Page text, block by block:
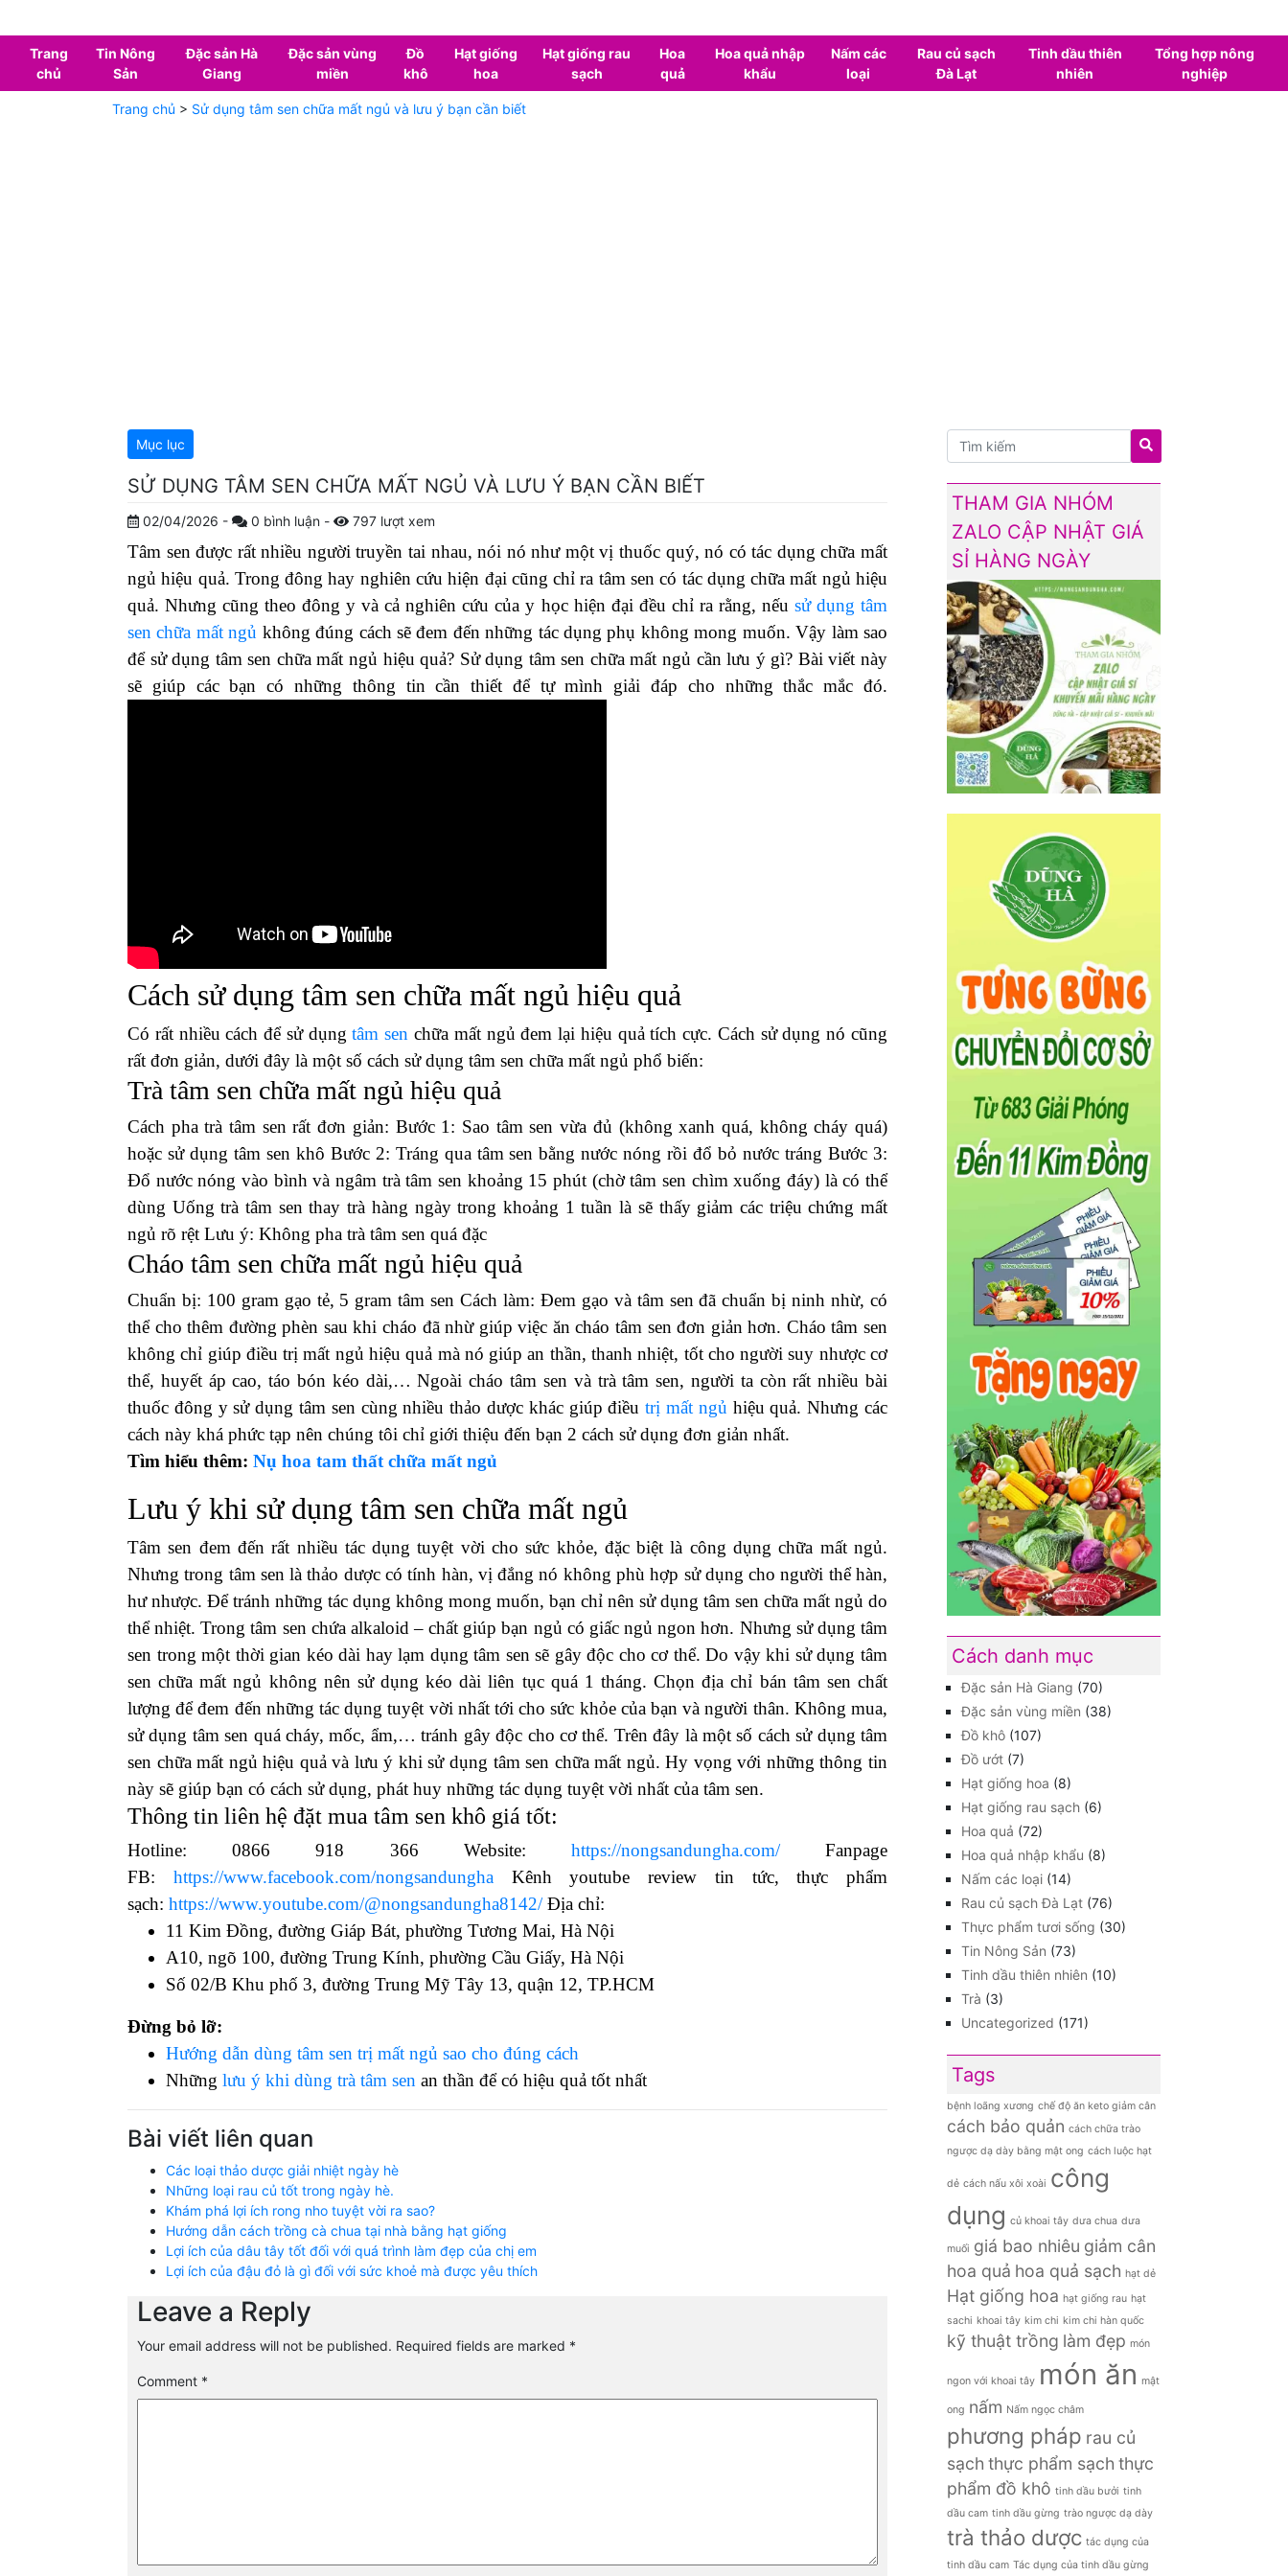
Trang
chủ
Tin Nông
Sản
Đặc sản Hà
Giang
Đặc sản vùng
miền
Đồ
khô
Hạt giống
hoa
Hạt giống rau
sạch
Hoa
quả
Hoa quả nhập
khẩu
Nấm các
loại
Rau củ sạch
Đà Lạt
Tinh dầu thiên
nhiên
Tổng hợp nông
nghiệp
Trang chủ > Sử dụng tâm sen chữa mất ngủ và lưu ý bạn cần biết
Mục lục
SỬ DỤNG TÂM SEN CHỮA MẤT NGỦ VÀ LƯU Ý BẠN CẦN BIẾT
02/04/2026 - 0 bình luận - 797 lượt xem
Tâm sen được rất nhiều người truyền tai nhau, nói nó như một vị thuốc quý, nó có tác dụng chữa mất
ngủ hiệu quả. Trong đông hay nghiên cứu hiện đại cũng chỉ ra tâm sen có tác dụng chữa mất ngủ hiệu
quả. Nhưng cũng theo đông y và cả nghiên cứu của y học hiện đại đều chỉ ra rằng, nếu sử dụng tâm
sen chữa mất ngủ không đúng cách sẽ đem đến những tác dụng phụ không mong muốn. Vậy làm sao
để sử dụng tâm sen chữa mất ngủ hiệu quả? Sử dụng tâm sen chữa mất ngủ cần lưu ý gì? Bài viết này
sẽ giúp các bạn có những thông tin cần thiết để tự mình giải đáp cho những thắc mắc đó.
Cách sử dụng tâm sen chữa mất ngủ hiệu quả
Có rất nhiều cách để sử dụngtâm sen chữa mất ngủ đem lại hiệu quả tích cực. Cách sử dụng nó cũng
rất đơn giản, dưới đây là một số cách sử dụng tâm sen chữa mất ngủ phổ biến:
Trà tâm sen chữa mất ngủ hiệu quả
Cách pha trà tâm sen rất đơn giản: Bước 1: Sao tâm sen vừa đủ (không xanh quá, không cháy quá)
hoặc sử dụng tâm sen khô Bước 2: Tráng qua tâm sen bằng nước nóng rồi đổ bỏ nước tráng Bước 3:
Đổ nước nóng vào bình và ngâm trà tâm sen khoảng 15 phút (chờ tâm sen chìm xuống đáy) là có thể
dùng Uống trà tâm sen thay trà hàng ngày trong khoảng 1 tuần là sẽ thấy giảm các triệu chứng mất
ngủ rõ rệt Lưu ý: Không pha trà tâm sen quá đặc
Cháo tâm sen chữa mất ngủ hiệu quả
Chuẩn bị: 100 gram gạo tẻ, 5 gram tâm sen Cách làm: Đem gạo và tâm sen đã chuẩn bị ninh nhừ, có
thể cho thêm đường phèn sau khi cháo đã nhừ giúp việc ăn cháo tâm sen đơn giản hơn. Cháo tâm sen
không chỉ giúp điều trị mất ngủ hiệu quả mà nó giúp an thần, thanh nhiệt, tốt cho người suy nhược cơ
thể, huyết áp cao, táo bón kéo dài,… Ngoài cháo tâm sen và trà tâm sen, người ta còn rất nhiều bài
thuốc đông y sử dụng tâm sen cùng nhiều thảo dược khác giúp điềutrị mất ngủ hiệu quả. Nhưng các
cách này khá phức tạp nên chúng tôi chỉ giới thiệu đến bạn 2 cách sử dụng đơn giản nhất.
Tìm hiểu thêm: Nụ hoa tam thất chữa mất ngủ
Lưu ý khi sử dụng tâm sen chữa mất ngủ
Tâm sen đem đến rất nhiều tác dụng tuyệt vời cho sức khỏe, đặc biệt là công dụng chữa mất ngủ.
Nhưng trong tâm sen là thảo dược có tính hàn, vị đắng nó không phù hợp sử dụng cho người thể hàn,
hư nhược. Để tránh những tác dụng không mong muốn, bạn chỉ nên sử dụng tâm sen chữa mất ngủ do
thể nhiệt. Trong tâm sen chứa alkaloid – chất giúp bạn ngủ có giấc ngủ ngon hơn. Nhưng sử dụng tâm
sen trong một thời gian kéo dài hay lạm dụng tâm sen sẽ gây độc cho cơ thể. Do vậy khi sử dụng tâm
sen chữa mất ngủ không nên sử dụng kéo dài liên tục quá 1 tháng. Chọn địa chỉ bán tâm sen chất
lượng để đem đến những tác dụng tuyệt vời nhất tới cho sức khỏe của bạn và người thân. Không mua,
sử dụng tâm sen quá cháy, mốc, ẩm,… tránh gây độc cho cơ thể. Trên đây là một số cách sử dụng tâm
sen chữa mất ngủ hiệu quả và lưu ý khi sử dụng tâm sen chữa mất ngủ. Hy vọng với những thông tin
này sẽ giúp bạn có cách sử dụng, phát huy những tác dụng tuyệt vời nhất của tâm sen.
Thông tin liên hệ đặt mua tâm sen khô giá tốt:
Hotline: 0866 918 366 Website: https://nongsandungha.com/Fanpage
FB: https://www.facebook.com/nongsandunghaKênh youtube review tin tức, thực phẩm
sạch: https://www.youtube.com/@nongsandungha8142/Địa chỉ:
11 Kim Đồng, đường Giáp Bát, phường Tương Mai, Hà Nội
A10, ngõ 100, đường Trung Kính, phường Cầu Giấy, Hà Nội
Số 02/B Khu phố 3, đường Trung Mỹ Tây 13, quận 12, TP.HCM
Đừng bỏ lỡ:
Hướng dẫn dùng tâm sen trị mất ngủ sao cho đúng cách
Những lưu ý khi dùng trà tâm sen an thần để có hiệu quả tốt nhất
Bài viết liên quan
Các loại thảo dược giải nhiệt ngày hè
Những loại rau củ tốt trong ngày hè.
Khám phá lợi ích rong nho tuyệt vời ra sao?
Hướng dẫn cách trồng cà chua tại nhà bằng hạt giống
Lợi ích của dâu tây tốt đối với quá trình làm đẹp của chị em
Lợi ích của đậu đỏ là gì đối với sức khoẻ mà được yêu thích
Leave a Reply
Your email address will not be published. Required fields are marked *
Comment *
THAM GIA NHÓM
ZALO CẬP NHẬT GIÁ
SỈ HÀNG NGÀY
Cách danh mục
Đặc sản Hà Giang (70)
Đặc sản vùng miền (38)
Đồ khô (107)
Đồ ướt (7)
Hạt giống hoa (8)
Hạt giống rau sạch (6)
Hoa quả (72)
Hoa quả nhập khẩu (8)
Nấm các loại (14)
Rau củ sạch Đà Lạt (76)
Thực phẩm tươi sống (30)
Tin Nông Sản (73)
Tinh dầu thiên nhiên (10)
Trà (3)
Uncategorized (171)
Tags
bệnh loãng xương chế độ ăn keto giảm cân
cách bảo quản cách chữa trào
ngược dạ dày bằng mật ong cách luộc hạt
dẻ cách nấu xôi xoài công
dụng củ khoai tây dưa chua dưa
muối giá bao nhiêu giảm cân
hoa quả hoa quả sạch hạt dẻ
Hạt giống hoa hạt giống rau hạt
sachi khoai tây kim chi kim chi hàn quốc
kỹ thuật trồng làm đẹp món
ngon với khoai tây món ăn mật
ong nấm Nấm ngọc châm
phương pháp rau củ
sạch thực phẩm sạch thực
phẩm đồ khô tinh dầu bưởi tinh
dầu cam tinh dầu gừng trào ngược dạ dày
trà thảo dược tác dụng của
tinh dầu cam Tác dụng của tinh dầu gừng